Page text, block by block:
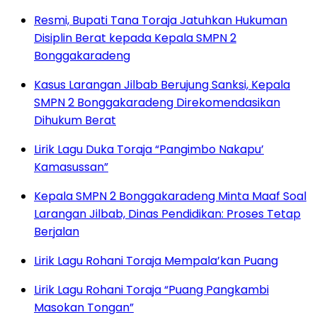
Resmi, Bupati Tana Toraja Jatuhkan Hukuman
Disiplin Berat kepada Kepala SMPN 2
Bonggakaradeng
Kasus Larangan Jilbab Berujung Sanksi, Kepala
SMPN 2 Bonggakaradeng Direkomendasikan
Dihukum Berat
Lirik Lagu Duka Toraja “Pangimbo Nakapu’
Kamasussan”
Kepala SMPN 2 Bonggakaradeng Minta Maaf Soal
Larangan Jilbab, Dinas Pendidikan: Proses Tetap
Berjalan
Lirik Lagu Rohani Toraja Mempala’kan Puang
Lirik Lagu Rohani Toraja “Puang Pangkambi
Masokan Tongan”